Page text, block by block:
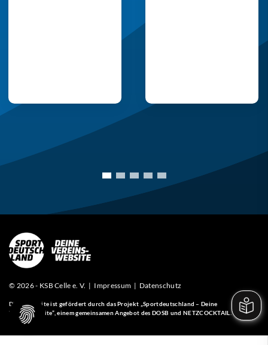
© 2026 - KSB Celle e. V. | Impressum | Datenschutz
Diese Website ist gefördert durch das Projekt „Sportdeutschland – Deine
Vereinswebsite”, einem gemeinsamen Angebot des DOSB und NETZCOCKTAIL.